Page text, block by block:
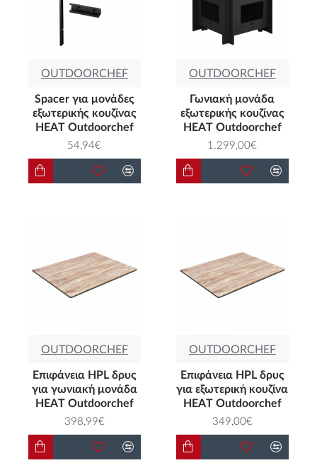
OUTDOORCHEF
Spacer για μονάδες
εξωτερικής κουζίνας
HEAT Outdoorchef
54,94€
OUTDOORCHEF
Γωνιακή μονάδα
εξωτερικής κουζίνας
HEAT Outdoorchef
1.299,00€
OUTDOORCHEF
Επιφάνεια HPL δρυς
για γωνιακή μονάδα
HEAT Outdoorchef
398,99€
OUTDOORCHEF
Επιφάνεια HPL δρυς
για εξωτερική κουζίνα
HEAT Outdoorchef
349,00€